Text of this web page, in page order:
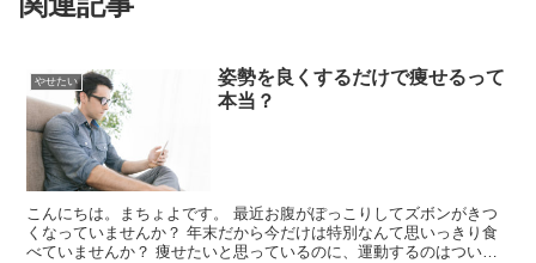
やせたい
姿勢を良くするだけで痩せるって
本当？
こんにちは。まちょよです。 最近お腹がぽっこりしてズボンがきつ
くなっていませんか？ 年末だから今だけは特別なんて思いっきり食
べていませんか？ 痩せたいと思っているのに、運動するのはついつ